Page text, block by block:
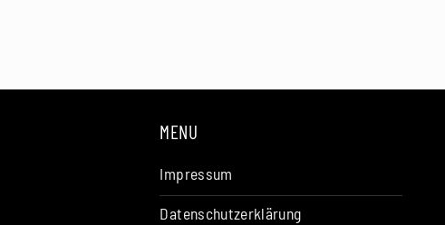
MENU
Impressum
Datenschutzerklärung